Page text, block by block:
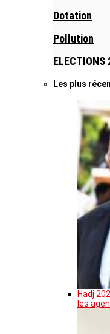
Dotation
Pollution
ELECTIONS
Les plus
Hadj
les